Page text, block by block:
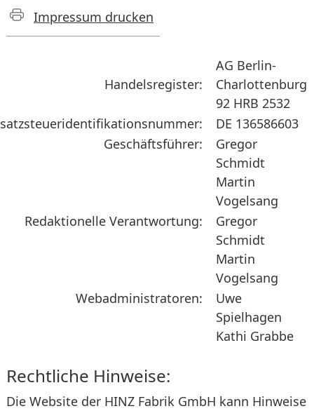
Impressum drucken
Handelsregister:
AG Berlin-
Charlottenburg
92 HRB 2532
DE 136586603
Geschäftsführer:
Gregor
Schmidt
Martin
Vogelsang
Redaktionelle Verantwortung:
Gregor
Schmidt
Martin
Vogelsang
Webadministratoren:
Uwe
Spielhagen
Kathi Grabbe
Rechtliche Hinweise:
Die Website der HINZ Fabrik GmbH kann Hinweise